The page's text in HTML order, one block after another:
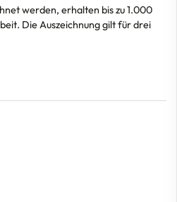
werden, erhalten bis zu 1.000
Die Auszeichnung gilt für drei